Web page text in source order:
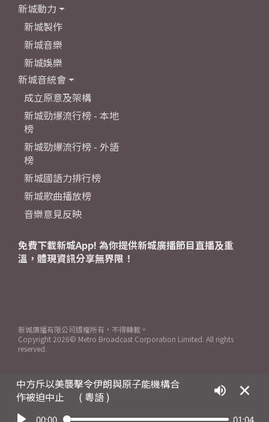
中方斥以美襲擊令伊朗與原子能機構合
作被迫中止
( 粵語 )
00:00 01:04
新城動力
新城製作
新城音樂
新城娛樂
新城音統會
成立原意及架構
新城勁爆流行榜 - 本地
榜
新城勁爆流行榜 - 外語
榜
新城國語力排行榜
新城歌曲播放榜
音樂意見反映
免費下載新城App! 為你提供新城廣播節目直播及重
溫，體現資訊分享無界限！
新城廣播有限公司版權所有，不得轉載。
Copyright 2026© Metro Broadcast Corporation Limited. All rights
reserved.